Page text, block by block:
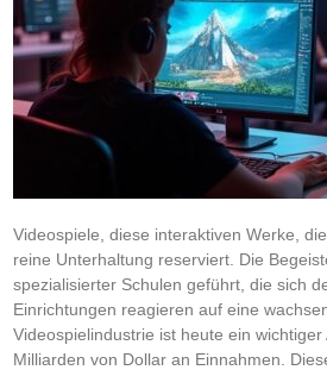
Videospiele, diese interaktiven Werke,
reine Unterhaltung reserviert. Die
spezialisierter Schulen geführt, die sich
Einrichtungen reagieren auf eine
Videospielindustrie ist heute ein
Milliarden von Dollar an Einnahmen.